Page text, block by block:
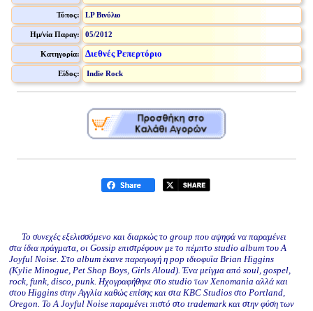
Τύπος: LP Βινύλιο
Ημ/νία Παραγ: 05/2012
Κατηγορία: Διεθνές Ρεπερτόριο
Είδος: Indie Rock
Το συνεχές εξελισσόμενο και διαρκώς το group που αψηφά να παραμένει
στα ίδια πράγματα, οι Gossip επιστρέφουν με το πέμπτο studio album του A
Joyful Noise. Στο album έκανε παραγωγή η pop ιδιοφυϊα Brian Higgins
(Kylie Minogue, Pet Shop Boys, Girls Aloud). Ένα μείγμα από soul, gospel,
rock, funk, disco, punk. Ηχογραφήθηκε στο studio των Xenomania αλλά και
στου Higgins στην Αγγλία καθώς επίσης και στα KBC Studios στο Portland,
Oregon. Το A Joyful Noise παραμένει πιστό στο trademark και στην φύση των